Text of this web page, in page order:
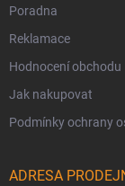
Poradna
Reklamace
Hodnocení obchodu
Jak nakupovat
Podmínky ochrany
ADRESA